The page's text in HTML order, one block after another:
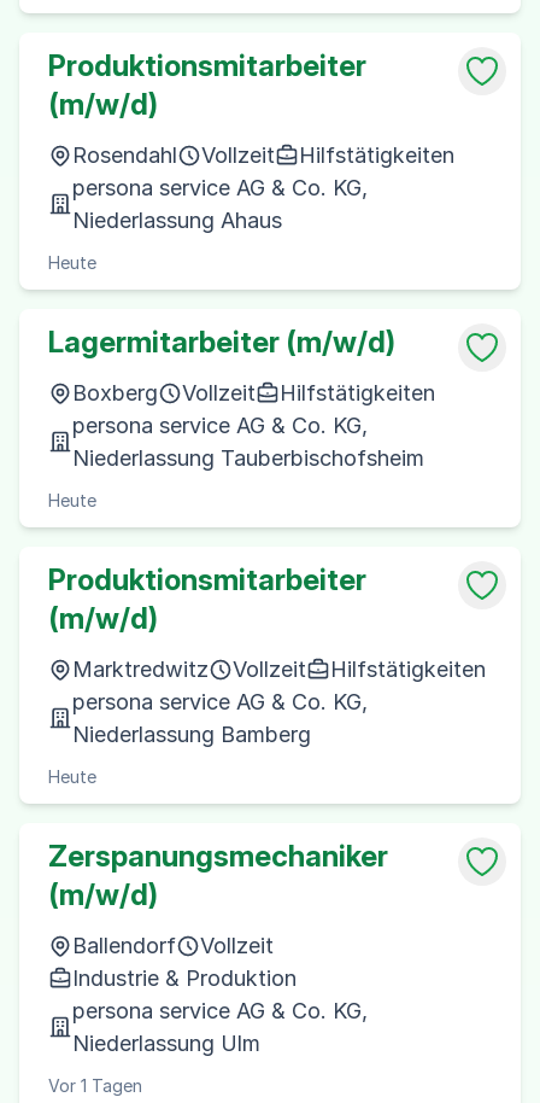
Produktionsmitarbeiter
(m/w/d)
Rosendahl Vollzeit
Hilfstätigkeiten
persona service AG & Co. KG,
Niederlassung Ahaus
Heute
Lagermitarbeiter (m/w/d)
Boxberg Vollzeit
Hilfstätigkeiten
persona service AG & Co. KG,
Niederlassung Tauberbischofsheim
Heute
Produktionsmitarbeiter
(m/w/d)
Marktredwitz Vollzeit
Hilfstätigkeiten
persona service AG & Co. KG,
Niederlassung Bamberg
Heute
Zerspanungsmechaniker
(m/w/d)
Ballendorf
Vollzeit
Industrie & Produktion
persona service AG & Co. KG,
Niederlassung Ulm
Vor 1 Tagen